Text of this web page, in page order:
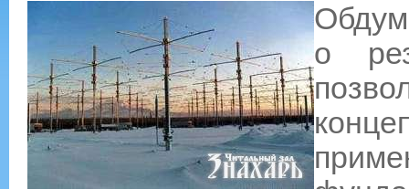
о